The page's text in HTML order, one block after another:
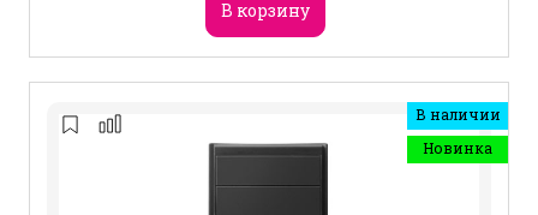
В корзину
В наличии
Новинка